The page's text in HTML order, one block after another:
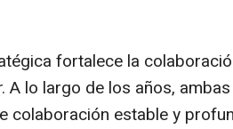
fortalece la
. A lo largo de los años, ambas
colaboración estable y